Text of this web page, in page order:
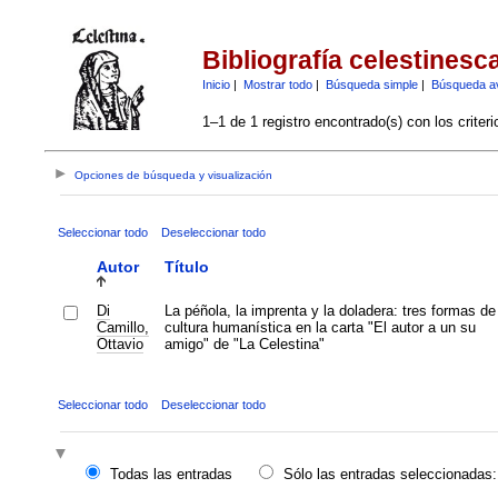
Bibliografía
Inicio| Mostrar todo| Búsqueda simple| Búsqueda
1–1 de 1 registro encontrado(s) con los
Opciones de búsqueda y visualización
Seleccionar todo Deseleccionar todo
Autor Título
Di
Camillo,
Ottavio
La péñola, la imprenta y la doladera: tres formas de
cultura humanística en la carta "El autor a un su
amigo" de "La Celestina"
Seleccionar todo Deseleccionar todo
Todas las entradas
Sólo las entradas seleccionadas: